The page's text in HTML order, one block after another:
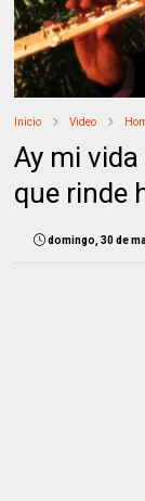
Inicio Video
Ay mi
que rinde
domingo, 30 de